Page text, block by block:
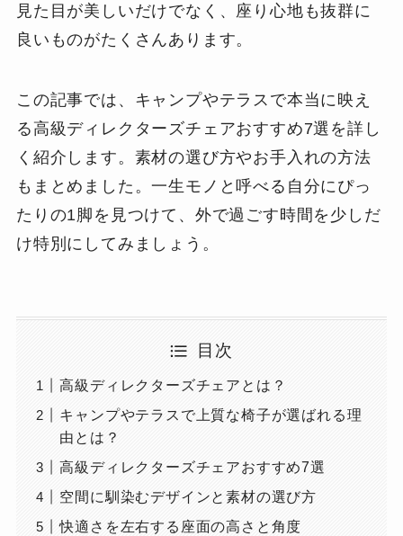
見た目が美しいだけでなく、座り心地も抜群に
良いものがたくさんあります。
この記事では、キャンプやテラスで本当に映え
る高級ディレクターズチェアおすすめ7選を詳し
く紹介します。素材の選び方やお手入れの方法
もまとめました。一生モノと呼べる自分にぴっ
たりの1脚を見つけて、外で過ごす時間を少しだ
け特別にしてみましょう。
目次
高級ディレクターズチェアとは？
キャンプやテラスで上質な椅子が選ばれる理
由とは？
高級ディレクターズチェアおすすめ7選
空間に馴染むデザインと素材の選び方
快適さを左右する座面の高さと角度